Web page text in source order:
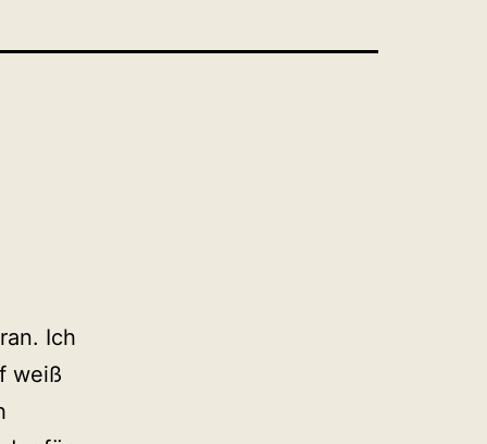
Ich
weiß